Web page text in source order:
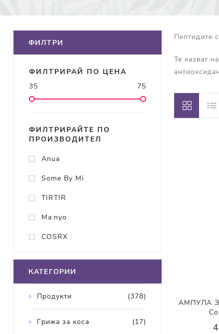
Пептидите
Те казват
АМПУЛА
ФИЛТРИ
ФИЛТРИРАЙ ПО ЦЕНА
35
75
ФИЛТРИРАЙТЕ ПО
ПРОИЗВОДИТЕЛ
Anua
Some By Mi
TIRTIR
Ma:nyo
COSRX
КАТЕГОРИИ
(378)
Продукти
(17)
Грижа за коса